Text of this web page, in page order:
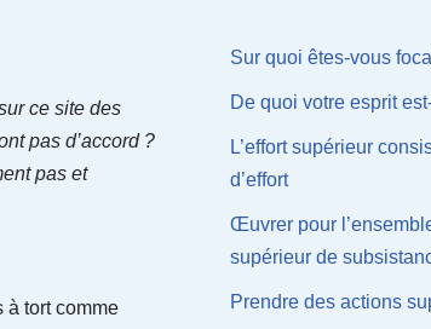
ce site des
pas d’accord ?
pas et
à tort comme
Sur quoi êtes-vous
De quoi votre esprit
L’effort supérieur
d’effort
Œuvrer pour
supérieur de
Prendre des actions